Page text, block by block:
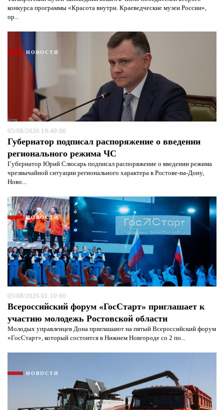
конкурса программы «Красота внутри. Краеведческие музеи России»,
ор...
НОВОСТИ
05/08/2026 19:49:00
Губернатор подписал распоряжение о введении
регионального режима ЧС
Губернатор Юрий Слюсарь подписал распоряжение о введении режима
чрезвычайной ситуации регионального характера в Ростове-на-Дону,
Ново...
НОВОСТИ
05/08/2026 01:10:00
Всероссийский форум «ГосСтарт» приглашает к
участию молодежь Ростовской области
Молодых управленцев Дона приглашают на пятый Всероссийский форум
«ГосСтарт», который состоится в Нижнем Новгороде со 2 по...
НОВОСТИ
Я согласен сполитикой конфиденциальности и
защиты информации*
Я согласен сполитикой конфиденциальности и
защиты информации*